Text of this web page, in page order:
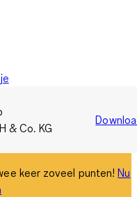
& Co. KG
keer zoveel punten!Nu